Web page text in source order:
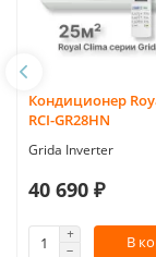
Кондиционер
RCI-GR28HN
Grida Inverter
40 690 ₽
В